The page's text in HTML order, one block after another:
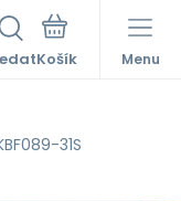
Menu
31S